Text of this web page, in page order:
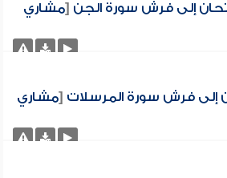
إلى فرش سورة الجن [مشاري
فرش سورة المرسلات [مشاري